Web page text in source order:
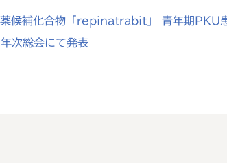
候補化合物「repinatrabit」 青年期PKU
次総会にて発表